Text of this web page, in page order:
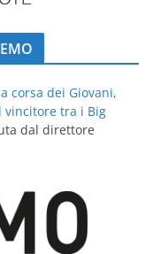
corsa dei Giovani,
vincitore tra i Big
dal direttore